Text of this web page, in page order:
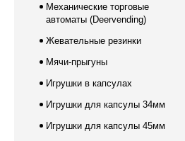
Механические торговые
автоматы (Deervending)
Жевательные резинки
Мячи-прыгуны
Игрушки в капсулах
Игрушки для капсулы 34мм
Игрушки для капсулы 45мм